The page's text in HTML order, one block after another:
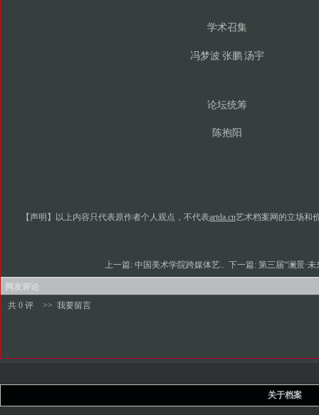
学术召集
冯梦波 张鹏 汤宇
论坛统筹
陈抱阳
【声明】以上内容只代表原作者个人观点，不代表artda.cn艺术档案网的立场和
上一篇: 中国美术学院跨媒体艺.. 下一篇: 第三届“澜景·
网友评论
共 0 评
>> 我要留言
关于档案